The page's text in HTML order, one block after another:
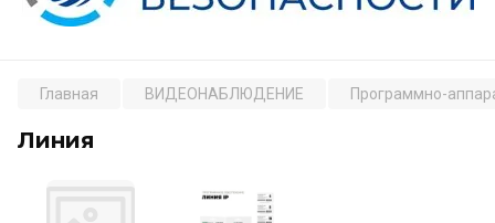
Главная ВИДЕОНАБЛЮДЕНИЕ Программно-
Линия